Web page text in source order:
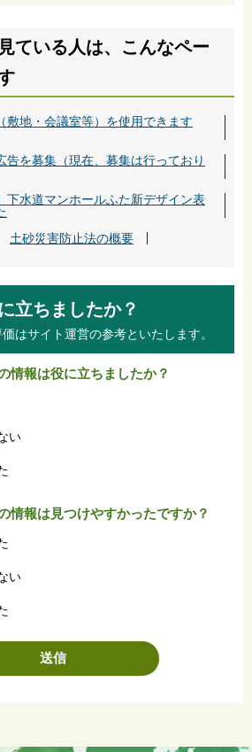
ている人は、こんなペー
敷地・会議室等）を使用できます
告を募集（現在、募集は行っており
下水道マンホールふた新デザイン表
土砂災害防止法の概要
立ちましたか？
はサイト運営の参考といたします。
情報は役に立ちましたか？
い
情報は見つけやすかったですか？
い